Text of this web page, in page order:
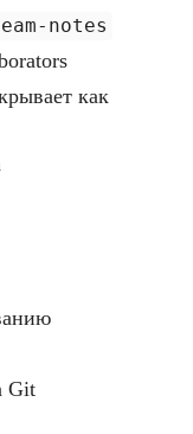
notes
как
Git